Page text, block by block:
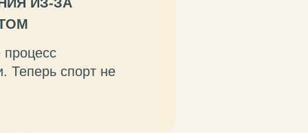
процесс
Теперь спорт не